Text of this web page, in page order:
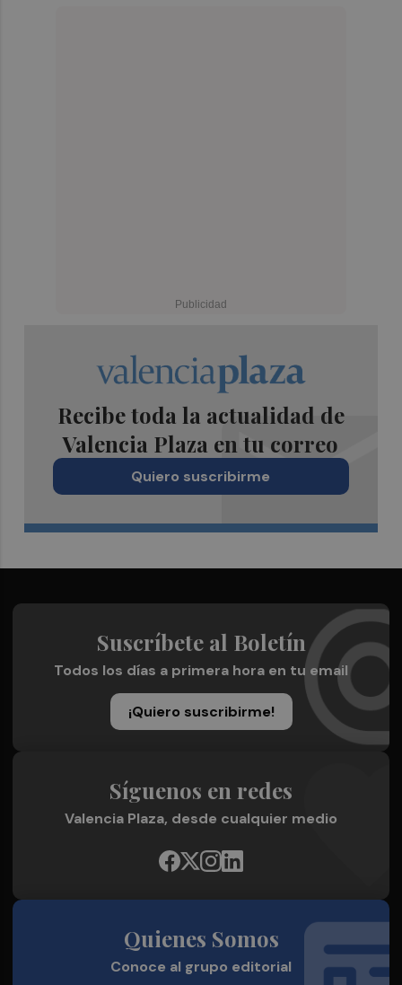
Recibe toda la actualidad de
Valencia Plaza en tu correo
Quiero suscribirme
Suscríbete al Boletín
Todos los días a primera hora en tu email
¡Quiero suscribirme!
Síguenos en redes
Valencia Plaza, desde cualquier medio
Quienes Somos
Conoce al grupo editorial